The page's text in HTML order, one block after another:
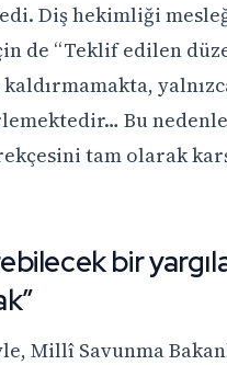
Diş hekimliği
de “Teklif edilen
kaldırmamakta,
Bu
tam olarak
bir
Millî Savunma